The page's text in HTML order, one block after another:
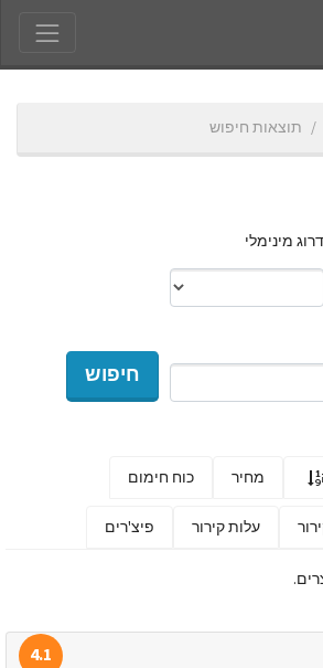
תוצאות חיפוש
דרוג מינימלי
חיפוש
מחיר כוח חימום
עלות קירור פיצ'רים
4.1